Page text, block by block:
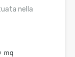
nella
mq